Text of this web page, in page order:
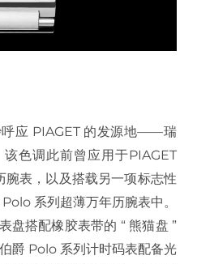
呼应 PIAGET 的发源地——瑞
色调此前曾应用于PIAGET
表，以及搭载另一项标志性
系列超薄万年历腕表中。
盘搭配橡胶表带的 “ 熊猫盘 ”
爵 Polo 系列计时码表配备光